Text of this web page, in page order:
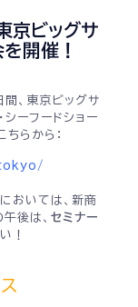
ビッグサ
開催！
、東京ビッグサ
シーフードショー
らから：
おいては、新商
後は、 セミナー
！